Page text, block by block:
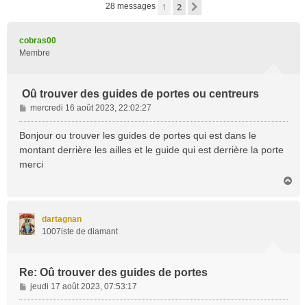
28 messages 1 2
cobras00
Membre
Oû trouver des guides de portes ou centreurs
M
e
s
g
mercredi 16 août 2023, 22:02:27
Bonjour ou trouver les guides de portes qui est dans le
montant derrière les ailles et le guide qui est derrière la porte
merci
dartagnan
1007iste de diamant
Re: Oû trouver des guides de portes
M
e
jeudi 17 août 2023, 07:53:17